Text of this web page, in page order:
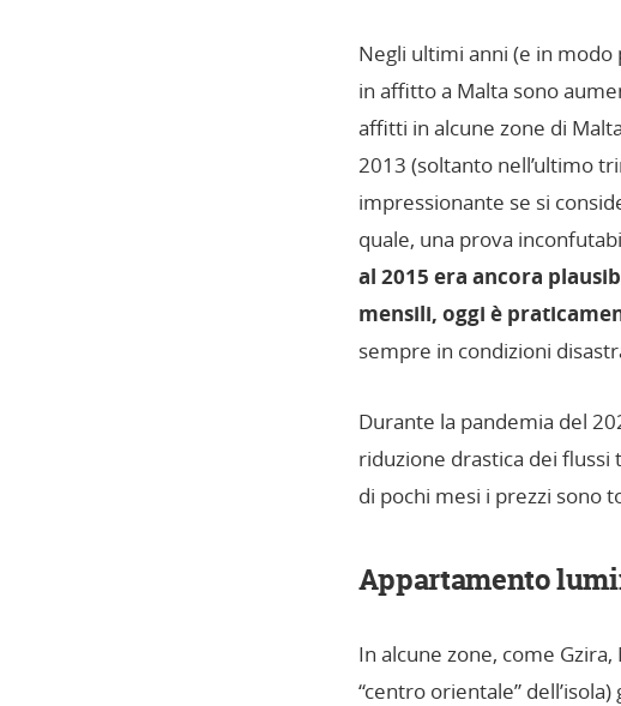
Negli ultimi anni (e in modo
in affitto a Malta sono
affitti in alcune zone di
2013 (soltanto nell’ultimo
impressionante se si
quale, una prova
al 2015 era ancora
mensili, oggi è
sempre in condizioni
Durante la pandemia del
riduzione drastica dei
di pochi mesi i prezzi sono
Appartamento
In alcune zone, come Gzira,
“centro orientale”